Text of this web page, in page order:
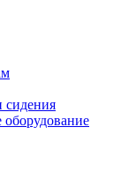
сидения
оборудование